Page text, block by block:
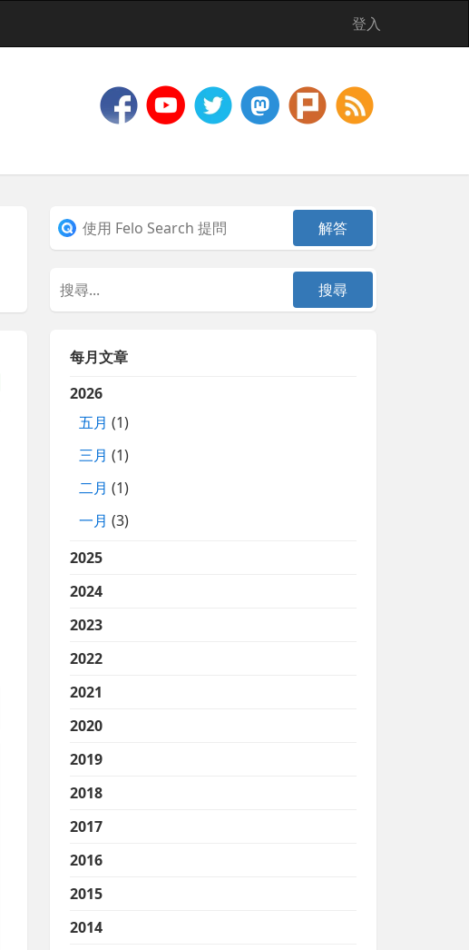
登入
每月文章
2026
五月 (1)
三月 (1)
二月 (1)
一月 (3)
2025
2024
2023
2022
2021
2020
2019
2018
2017
2016
2015
2014